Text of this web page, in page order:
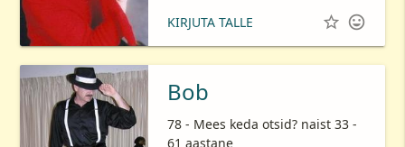
KIRJUTA TALLE  
Bob
78 - Mees keda otsid? naist 33 -
61 aastane